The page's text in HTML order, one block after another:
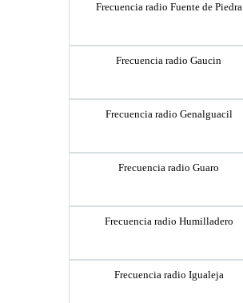
Frecuencia radio Fuente de Piedra
Frecuencia radio Gaucin
Frecuencia radio Genalguacil
Frecuencia radio Guaro
Frecuencia radio Humilladero
Frecuencia radio Igualeja